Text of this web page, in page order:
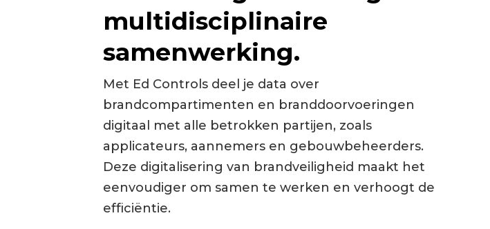
multidisciplinaire
samenwerking.
Met Ed Controls deel je data over
brandcompartimenten en branddoorvoeringen
digitaal met alle betrokken partijen, zoals
applicateurs, aannemers en gebouwbeheerders.
Deze digitalisering van brandveiligheid maakt het
eenvoudiger om samen te werken en verhoogt de
efficiëntie.